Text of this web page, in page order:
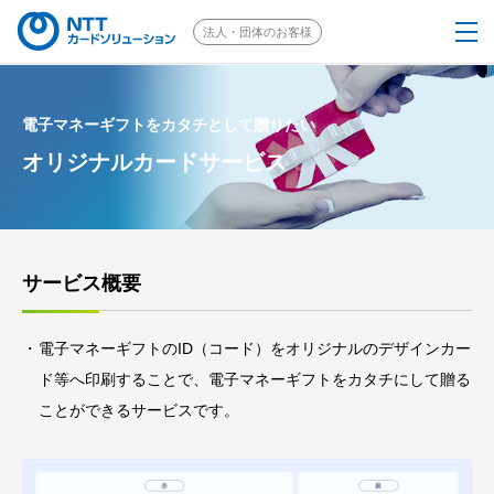
法人・団体のお客様
EJOICAとは
選べるギフト
採用事例
電子マネーギフトをカタチとして贈りたい
オリジナルカードサービス
サービス概要
電子マネーギフトのID（コード）をオリジナルのデザインカー
ド等へ印刷することで、電子マネーギフトをカタチにして贈る
ことができるサービスです。